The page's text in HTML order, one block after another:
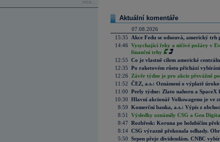
více...
Aktuální komentáře
07.08.2026
15:35
Akce Fedu se odsouvá, americký
14:46 Vysychající řeky a ničivé požáry v
finanční trhy
12:55 Co je vlastně cílem americké
12:35 Po raketovém růstu přichází
12:26
Závěr týdne je pro akcie převážně
11:52 ČEZ, a.s.: Oznámení o výplatě
11:00 Perly týdne: Zlato nahoru a SpaceX
10:30 Hlavní akcionář Volkswagenu je ve
8:59 Komerční banka, a.s.: Výpis z
8:51
Výsledky oznámily CSG a Gen
8:47 Rozbřesk: Koruna po holubičím
8:14 CSG výrazně překonala odhady.
5:50 Srpen přeje dividendám. CNBC